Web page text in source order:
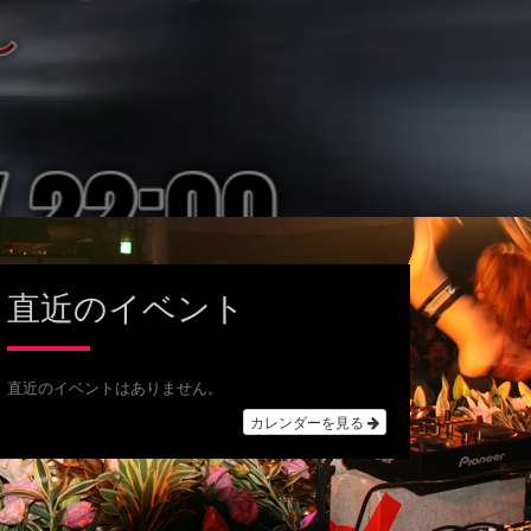
直近のイベント
直近のイベントはありません。
カレンダーを見る